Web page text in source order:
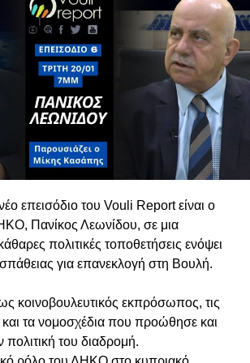
θεσμική, αποσυνδέοντας την
πολιτικές διεργασίες.
για Διακυβέρνηση
για μετεκλογικές συνεργασίες, ο Γ.Γ.
κατηγορηματικά το ΕΛΑΜ,
ότι πρόκειται για ακροδεξιό κόμμα
υπάρχει βαθύ πολιτικό και
χάσμα.
διαχρονικές θέσεις του ΑΚΕΛ στο
επαναβεβαιώνοντας τη στήριξη στη
Ομοσπονδία. Ασκεί έντονη
όσους απορρίπτουν την
λύση χωρίς να καταθέτουν
εναλλακτική.
ότι η συνέχιση της τουρκικής
επεισόδιο του Vouli Report είναι ο
Πανίκος Λεωνίδου, σε μια
πολιτικές τοποθετήσεις ενόψει
για επανεκλογή στη Βουλή.
κοινοβουλευτικός εκπρόσωπος, τις
τα νομοσχέδια που προώθησε και
του διαδρομή.